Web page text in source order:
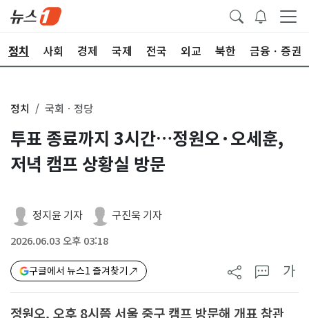
정치 사회 경제 국제 전국 외교 북한 금융ㆍ증권
정치 국회ㆍ정당
투표 종료까지 3시간…정원오·오세훈,
저녁 캠프 상황실 방문
정지윤 기자 구진욱 기자
2026.06.03 오후 03:18
구글에서 뉴스1 즐겨찾기 가
정원오, 오후 8시쯤 서울 중구 캠프 방문해 개표 참관